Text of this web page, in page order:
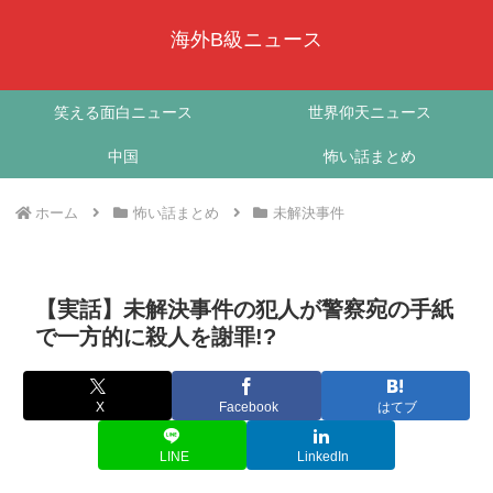
海外B級ニュース
笑える面白ニュース 世界仰天ニュース
中国 怖い話まとめ
ホーム 怖い話まとめ 未解決事件
【実話】未解決事件の犯人が警察宛の手紙
で一方的に殺人を謝罪!?
X Facebook はてブ
LINE LinkedIn